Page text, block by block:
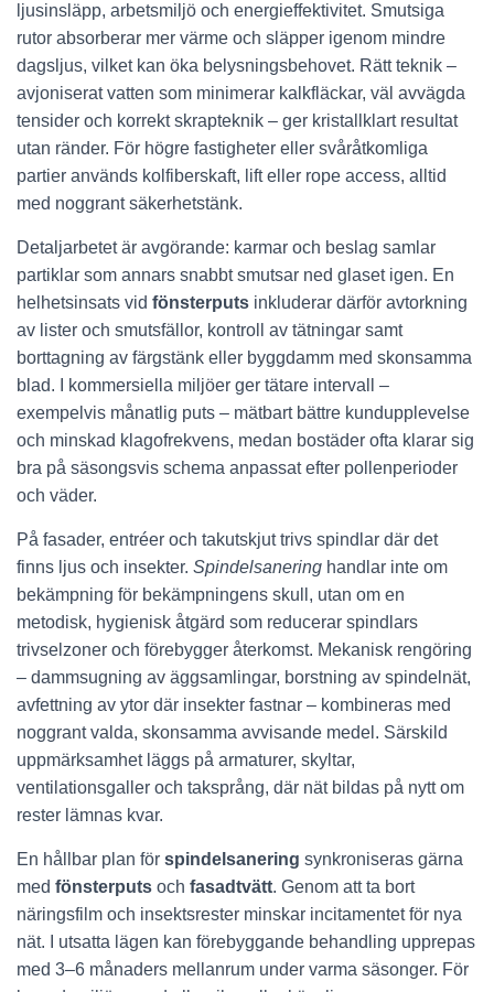
ljusinsläpp, arbetsmiljö och energieffektivitet. Smutsiga
rutor absorberar mer värme och släpper igenom mindre
dagsljus, vilket kan öka belysningsbehovet. Rätt teknik –
avjoniserat vatten som minimerar kalkfläckar, väl avvägda
tensider och korrekt skrapteknik – ger kristallklart resultat
utan ränder. För högre fastigheter eller svåråtkomliga
partier används kolfiberskaft, lift eller rope access, alltid
med noggrant säkerhetstänk.
Detaljarbetet är avgörande: karmar och beslag samlar
partiklar som annars snabbt smutsar ned glaset igen. En
helhetsinsats vid fönsterputs inkluderar därför avtorkning
av lister och smutsfällor, kontroll av tätningar samt
borttagning av färgstänk eller byggdamm med skonsamma
blad. I kommersiella miljöer ger tätare intervall –
exempelvis månatlig puts – mätbart bättre kundupplevelse
och minskad klagofrekvens, medan bostäder ofta klarar sig
bra på säsongsvis schema anpassat efter pollenperioder
och väder.
På fasader, entréer och takutskjut trivs spindlar där det
finns ljus och insekter. Spindelsanering handlar inte om
bekämpning för bekämpningens skull, utan om en
metodisk, hygienisk åtgärd som reducerar spindlars
trivselzoner och förebygger återkomst. Mekanisk rengöring
– dammsugning av äggsamlingar, borstning av spindelnät,
avfettning av ytor där insekter fastnar – kombineras med
noggrant valda, skonsamma avvisande medel. Särskild
uppmärksamhet läggs på armaturer, skyltar,
ventilationsgaller och taksprång, där nät bildas på nytt om
rester lämnas kvar.
En hållbar plan för spindelsanering synkroniseras gärna
med fönsterputs och fasadtvätt. Genom att ta bort
näringsfilm och insektsrester minskar incitamentet för nya
nät. I utsatta lägen kan förebyggande behandling upprepas
med 3–6 månaders mellanrum under varma säsonger. För